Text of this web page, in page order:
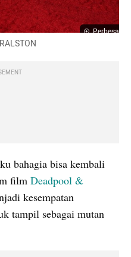
Perbesar
bahagia bisa kembali
film Deadpool &
kesempatan
tampil sebagai mutan